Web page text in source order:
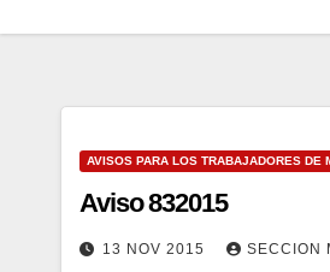
AVISOS PARA LOS TRABAJADORES DE
Aviso 832015
13 NOV 2015 SECCION